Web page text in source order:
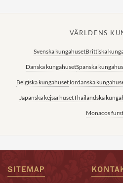
VÄRLDENS
Svenska kungahusetBrittiska
Danska kungahusetSpanska
Belgiska kungahusetJordanska
Japanska kejsarhusetThailändska
Monacos
SITEMAP